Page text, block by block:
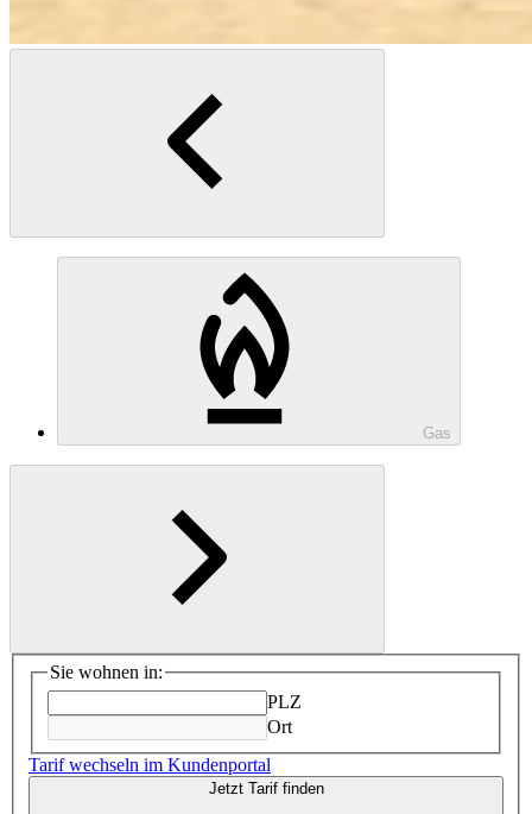
Gas
Sie wohnen in:
PLZ
Ort
Tarif wechseln im Kundenportal
Jetzt Tarif finden